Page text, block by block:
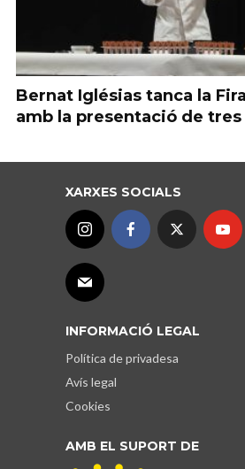
Bernat Iglésias tanca la
amb la presentació de
XARXES SOCIALS
INFORMACIÓ LEGAL
Política de privadesa
Avís legal
Cookies
AMB EL SUPORT DE